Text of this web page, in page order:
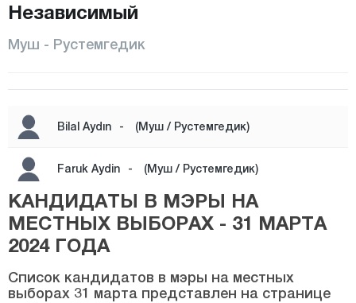
Кызылагач
МАЛАЗГИРТ
Центр
Рустемгедик
Сарыпынар
Серинова
Независимый
Муш - Рустемгедик
Bilal Aydın - (Муш / Рустемгедик)
Faruk Aydin - (Муш / Рустемгедик)
КАНДИДАТЫ В МЭРЫ НА
МЕСТНЫХ ВЫБОРАХ - 31 МАРТА
2024 ГОДА
Список кандидатов в мэры на местных
выборах 31 марта представлен на странице